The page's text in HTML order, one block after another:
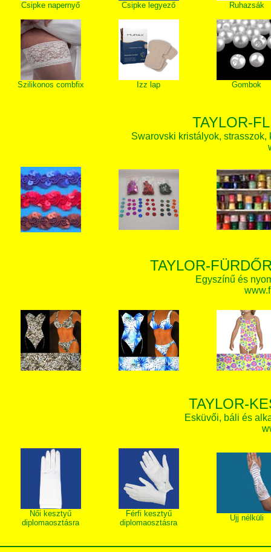
Csipke napernyő Csipke legyező Ruhazsák
Szilikonos combfix Izz lap Gombok
TAYLOR-
Swarovski kristályok,
TAYLOR-
Egyszínű és
TAYLOR-
Esküvői, báli és
Női kesztyű
diplomaosztásra
Férfi kesztyű
diplomaosztásra
Ujj nélküli